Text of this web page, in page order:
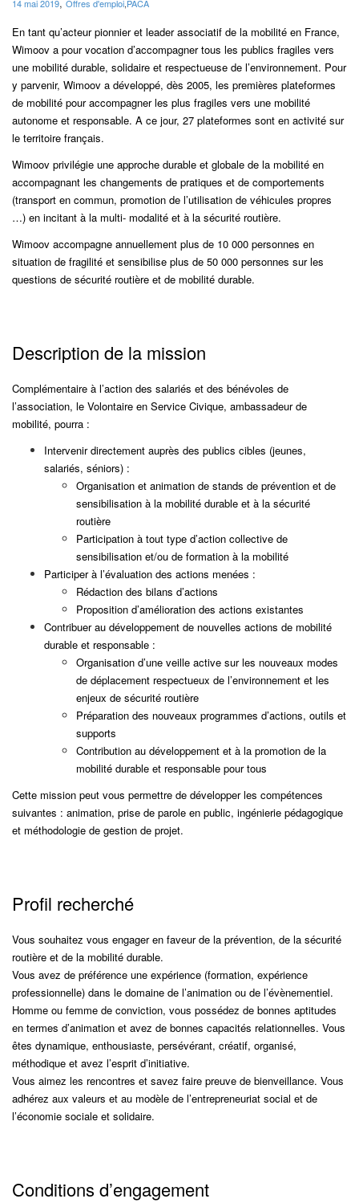
14 mai 2019 Offres d'emploi,PACA
En tant qu’acteur pionnier et leader associatif de la mobilité en France,
Wimoov a pour vocation d’accompagner tous les publics fragiles vers
une mobilité durable, solidaire et respectueuse de l’environnement. Pour
y parvenir, Wimoov a développé, dès 2005, les premières plateformes
de mobilité pour accompagner les plus fragiles vers une mobilité
autonome et responsable. A ce jour, 27 plateformes sont en activité sur
le territoire français.
Wimoov privilégie une approche durable et globale de la mobilité en
accompagnant les changements de pratiques et de comportements
(transport en commun, promotion de l’utilisation de véhicules propres
…) en incitant à la multi- modalité et à la sécurité routière.
Wimoov accompagne annuellement plus de 10 000 personnes en
situation de fragilité et sensibilise plus de 50 000 personnes sur les
questions de sécurité routière et de mobilité durable.
Description de la mission
Complémentaire à l’action des salariés et des bénévoles de
l’association, le Volontaire en Service Civique, ambassadeur de
mobilité, pourra :
Intervenir directement auprès des publics cibles (jeunes,
salariés, séniors) :
Organisation et animation de stands de prévention et de
sensibilisation à la mobilité durable et à la sécurité
routière
Participation à tout type d’action collective de
sensibilisation et/ou de formation à la mobilité
Participer à l’évaluation des actions menées :
Rédaction des bilans d’actions
Proposition d’amélioration des actions existantes
Contribuer au développement de nouvelles actions de mobilité
durable et responsable :
Organisation d’une veille active sur les nouveaux modes
de déplacement respectueux de l’environnement et les
enjeux de sécurité routière
Préparation des nouveaux programmes d’actions, outils et
supports
Contribution au développement et à la promotion de la
mobilité durable et responsable pour tous
Cette mission peut vous permettre de développer les compétences
suivantes : animation, prise de parole en public, ingénierie pédagogique
et méthodologie de gestion de projet.
Profil recherché
Vous souhaitez vous engager en faveur de la prévention, de la sécurité
routière et de la mobilité durable.
Vous avez de préférence une expérience (formation, expérience
professionnelle) dans le domaine de l’animation ou de l’évènementiel.
Homme ou femme de conviction, vous possédez de bonnes aptitudes
en termes d’animation et avez de bonnes capacités relationnelles. Vous
êtes dynamique, enthousiaste, persévérant, créatif, organisé,
méthodique et avez l’esprit d’initiative.
Vous aimez les rencontres et savez faire preuve de bienveillance. Vous
adhérez aux valeurs et au modèle de l’entrepreneuriat social et de
l’économie sociale et solidaire.
Conditions d’engagement